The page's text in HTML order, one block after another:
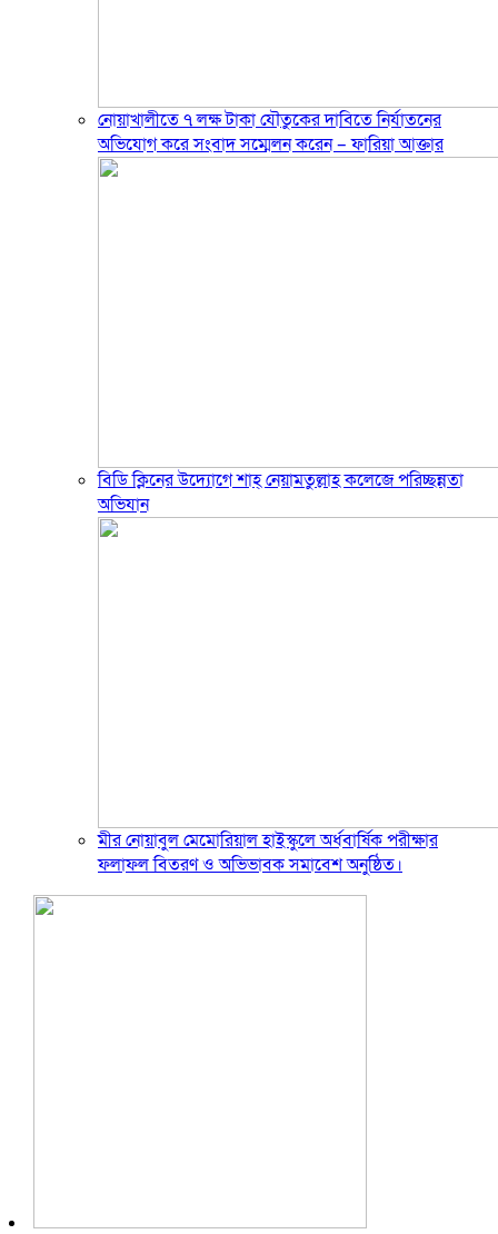
নোয়াখালীতে ৭ লক্ষ টাকা যৌতুকের দাবিতে নির্যাতনের
অভিযোগ করে সংবাদ সম্মেলন করেন – ফারিয়া আক্তার
বিডি ক্লিনের উদ্যোগে শাহ্ নেয়ামতুল্লাহ কলেজে পরিচ্ছন্নতা
অভিযান
মীর নোয়াবুল মেমোরিয়াল হাইস্কুলে অর্ধবার্ষিক পরীক্ষার
ফলাফল বিতরণ ও অভিভাবক সমাবেশ অনুষ্ঠিত।